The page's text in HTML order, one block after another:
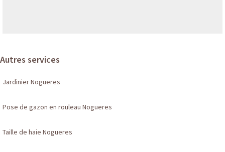
Autres services
Jardinier Nogueres
Pose de gazon en rouleau Nogueres
Taille de haie Nogueres